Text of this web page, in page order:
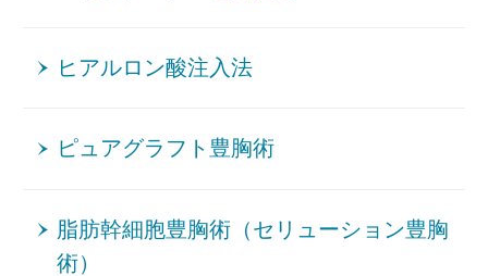
ヒアルロン酸注入法
ピュアグラフト豊胸術
脂肪幹細胞豊胸術（セリューション豊胸
術）